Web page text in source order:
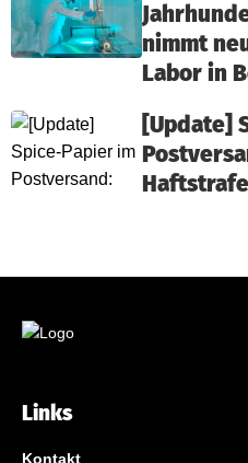
nimmt
Labor in
[Update]
Links
Kontakt